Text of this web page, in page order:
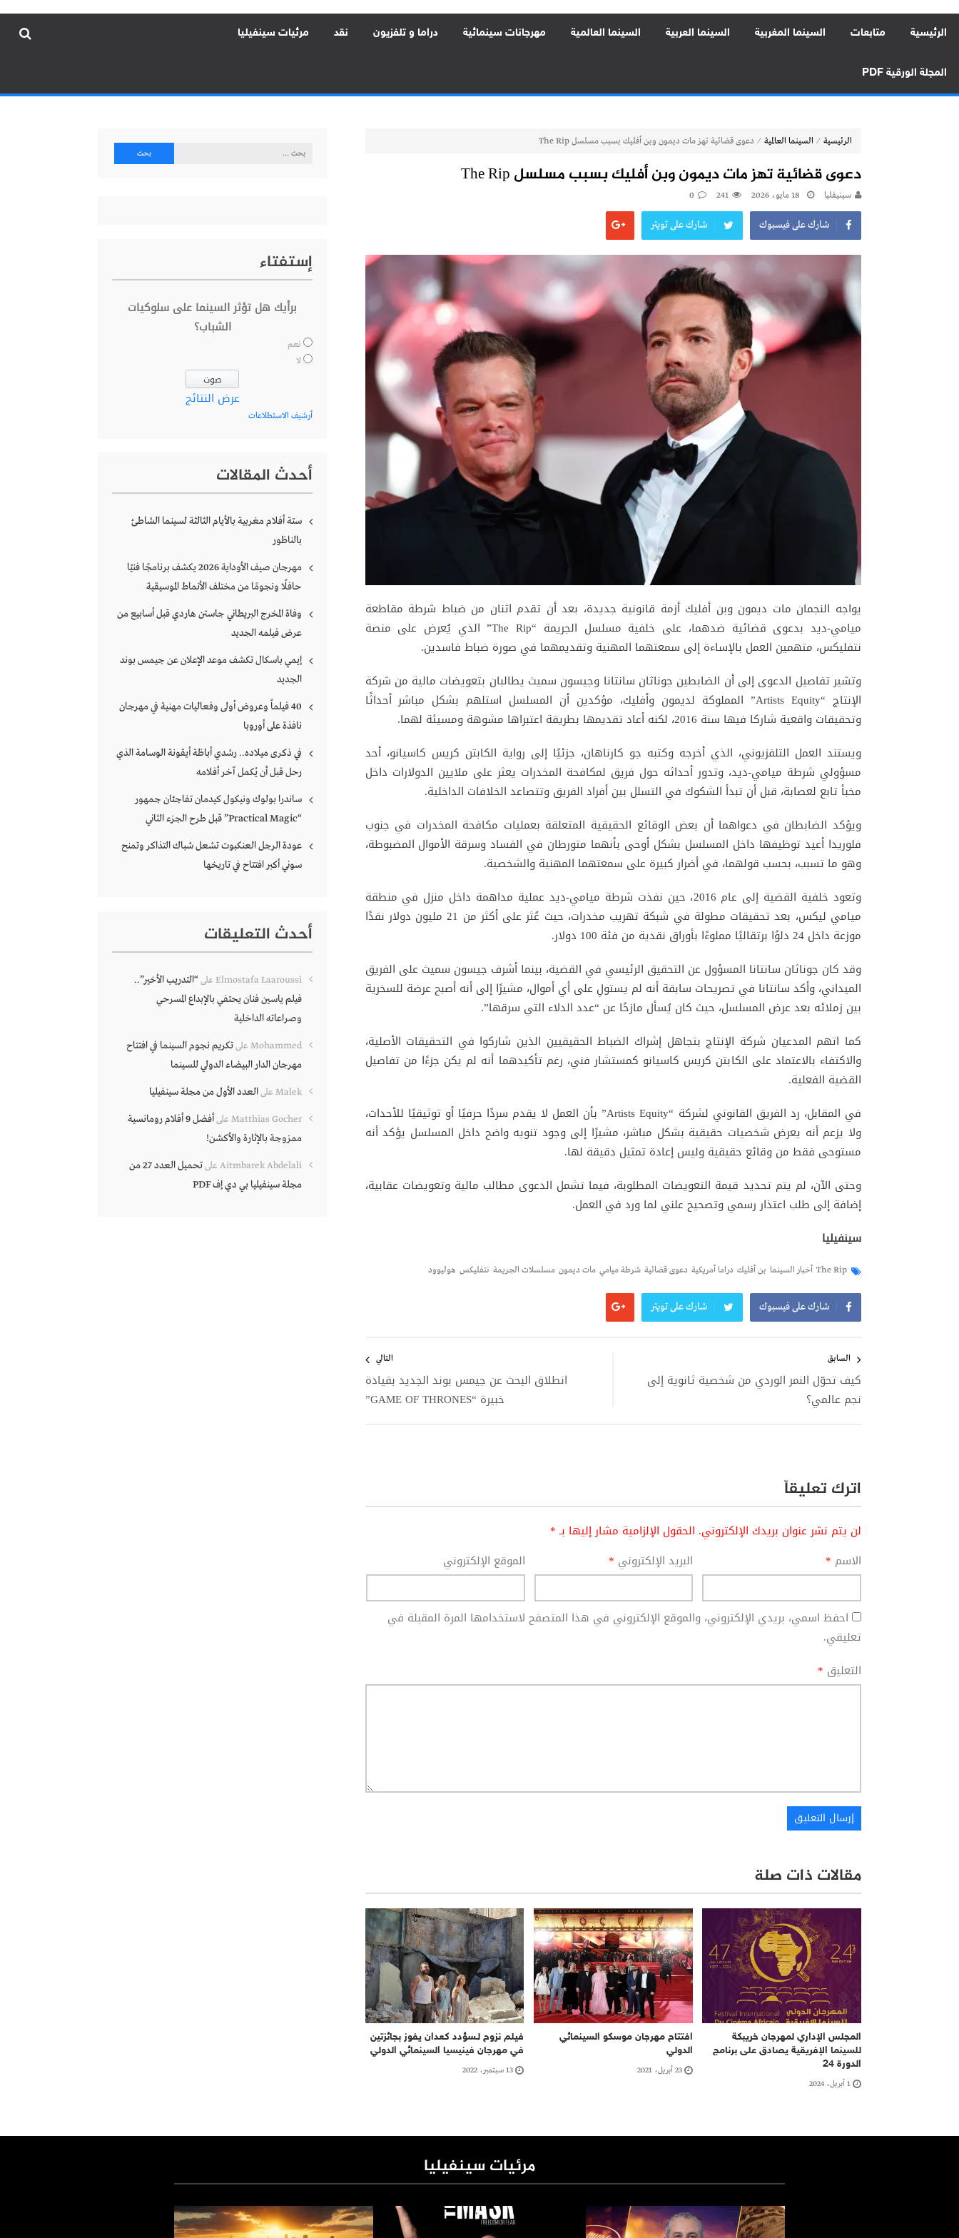
الرئيسية متابعات السينما المغربية السينما العربية السينما العالمية مهرجانات سينمائية دراما و تلفزيون نقد مرئيات سينفيليا
المجلة الورقية PDF
الرئيسية ⁄ السينما العالمية ⁄ دعوى قضائية تهز مات ديمون وبن أفليك بسبب مسلسل The Rip
دعوى قضائية تهز مات ديمون وبن أفليك بسبب مسلسل The Rip
سينيفليا 18 مايو، 2026 241
0
شارك على فيسبوك شارك على تويتر
يواجه النجمان مات ديمون وبن أفليك أزمة قانونية جديدة، بعد أن تقدم اثنان من ضباط شرطة مقاطعة
ميامي-ديد بدعوى قضائية ضدهما، على خلفية مسلسل الجريمة “The Rip” الذي يُعرض على منصة
نتفليكس، متهمين العمل بالإساءة إلى سمعتهما المهنية وتقديمهما في صورة ضباط فاسدين.
وتشير تفاصيل الدعوى إلى أن الضابطين جوناثان سانتانا وجيسون سميث يطالبان بتعويضات مالية من شركة
الإنتاج “Artists Equity” المملوكة لديمون وأفليك، مؤكدين أن المسلسل استلهم بشكل مباشر أحداثًا
وتحقيقات واقعية شاركا فيها سنة 2016، لكنه أعاد تقديمها بطريقة اعتبراها مشوهة ومسيئة لهما.
ويستند العمل التلفزيوني، الذي أخرجه وكتبه جو كارناهان، جزئيًا إلى رواية الكابتن كريس كاسيانو، أحد
مسؤولي شرطة ميامي-ديد، وتدور أحداثه حول فريق لمكافحة المخدرات يعثر على ملايين الدولارات داخل
مخبأ تابع لعصابة، قبل أن تبدأ الشكوك في التسلل بين أفراد الفريق وتتصاعد الخلافات الداخلية.
ويؤكد الضابطان في دعواهما أن بعض الوقائع الحقيقية المتعلقة بعمليات مكافحة المخدرات في جنوب
فلوريدا أعيد توظيفها داخل المسلسل بشكل أوحى بأنهما متورطان في الفساد وسرقة الأموال المضبوطة،
وهو ما تسبب، بحسب قولهما، في أضرار كبيرة على سمعتهما المهنية والشخصية.
وتعود خلفية القضية إلى عام 2016، حين نفذت شرطة ميامي-ديد عملية مداهمة داخل منزل في منطقة
ميامي ليكس، بعد تحقيقات مطولة في شبكة تهريب مخدرات، حيث عُثر على أكثر من 21 مليون دولار نقدًا
موزعة داخل 24 دلوًا برتقاليًا مملوءًا بأوراق نقدية من فئة 100 دولار.
وقد كان جوناثان سانتانا المسؤول عن التحقيق الرئيسي في القضية، بينما أشرف جيسون سميث على الفريق
الميداني، وأكد سانتانا في تصريحات سابقة أنه لم يستولِ على أي أموال، مشيرًا إلى أنه أصبح عرضة للسخرية
بين زملائه بعد عرض المسلسل، حيث كان يُسأل مازحًا عن “عدد الدلاء التي سرقها”.
كما اتهم المدعيان شركة الإنتاج بتجاهل إشراك الضباط الحقيقيين الذين شاركوا في التحقيقات الأصلية،
والاكتفاء بالاعتماد على الكابتن كريس كاسيانو كمستشار فني، رغم تأكيدهما أنه لم يكن جزءًا من تفاصيل
القضية الفعلية.
في المقابل، رد الفريق القانوني لشركة “Artists Equity” بأن العمل لا يقدم سردًا حرفيًا أو توثيقيًا للأحداث،
ولا يزعم أنه يعرض شخصيات حقيقية بشكل مباشر، مشيرًا إلى وجود تنويه واضح داخل المسلسل يؤكد أنه
مستوحى فقط من وقائع حقيقية وليس إعادة تمثيل دقيقة لها.
وحتى الآن، لم يتم تحديد قيمة التعويضات المطلوبة، فيما تشمل الدعوى مطالب مالية وتعويضات عقابية،
إضافة إلى طلب اعتذار رسمي وتصحيح علني لما ورد في العمل.
سينفيليا
The Rip أخبار السينما بن أفليك دراما أمريكية دعوى قضائية شرطة ميامي مات ديمون مسلسلات الجريمة نتفليكس هوليوود
شارك على فيسبوك شارك على تويتر
المقالات
السابق
كيف تحوّل النمر الوردي من شخصية ثانوية إلى
نجم عالمي؟
التالي
انطلاق البحث عن جيمس بوند الجديد بقيادة
خبيرة “GAME OF THRONES”
اترك تعليقاً
لن يتم نشر عنوان بريدك الإلكتروني. الحقول الإلزامية مشار إليها بـ*
الاسم * البريد الإلكتروني * الموقع الإلكتروني
احفظ اسمي، بريدي الإلكتروني، والموقع الإلكتروني في هذا المتصفح لاستخدامها المرة المقبلة في
تعليقي.
التعليق *
مقالات ذات صلة
المجلس الإداري لمهرجان خريبكة
للسينما الإفريقية يصادق على برنامج
الدورة 24
1 أبريل، 2024
افتتاح مهرجان موسكو السينمائي
الدولي
23 أبريل، 2021
فيلم نزوح لـسؤدد كعدان يفوز بجائزتين
في مهرجان فينيسيا السينمائي الدولي
13 سبتمبر، 2022
البحث
إستفتاء
برأيك هل تؤثر السينما على سلوكيات
الشباب؟
نعم
لا
عرض النتائج
أرشيف الاستطلاعات
أحدث المقالات
ستة أفلام مغربية بالأيام الثالثة لسينما الشاطئ
بالناظور
مهرجان صيف الأوداية 2026 يكشف برنامجًا فنيًا
حافلًا ونجومًا من مختلف الأنماط الموسيقية
وفاة المخرج البريطاني جاستن هاردي قبل أسابيع من
عرض فيلمه الجديد
إيمي باسكال تكشف موعد الإعلان عن جيمس بوند
الجديد
40 فيلماً وعروض أولى وفعاليات مهنية في مهرجان
نافذة على أوروبا
في ذكرى ميلاده.. رشدي أباظة أيقونة الوسامة الذي
رحل قبل أن يُكمل آخر أفلامه
ساندرا بولوك ونيكول كيدمان تفاجئان جمهور
“Practical Magic” قبل طرح الجزء الثاني
عودة الرجل العنكبوت تشعل شباك التذاكر وتمنح
سوني أكبر افتتاح في تاريخها
أحدث التعليقات
Elmostafa Laaroussi على“التدريب الأخير”..
فيلم ياسين فنان يحتفي بالإبداع المسرحي
وصراعاته الداخلية
Mohammed علىتكريم نجوم السينما في افتتاح
مهرجان الدار البيضاء الدولي للسينما
Malek علىالعدد الأول من مجلة سينفيليا
Matthias Gocher على
أفضل 9 أفلام رومانسية
ممزوجة بالإثارة والأكشن!
Aitmbarek Abdelali على
تحميل العدد 27 من
مجلة سينفيليا بي دي إف PDF
مرئيات سينفيليا